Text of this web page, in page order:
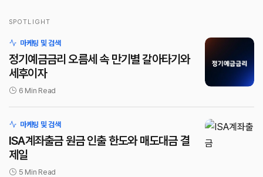
SPOTLIGHT
마케팅 및 검색
정기예금금리 오름세 속 만기별 갈아타기와
세후이자
6 Min Read
마케팅 및 검색
ISA계좌출금 원금 인출 한도와 매도대금 결
제일
5 Min Read